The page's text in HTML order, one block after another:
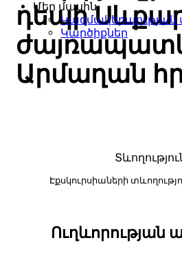
Մեր մասին
Կազմակերպության
Կարծիքներ
դեպի
Արմաղան
Էքսկուրսիաների
Ուղևորության